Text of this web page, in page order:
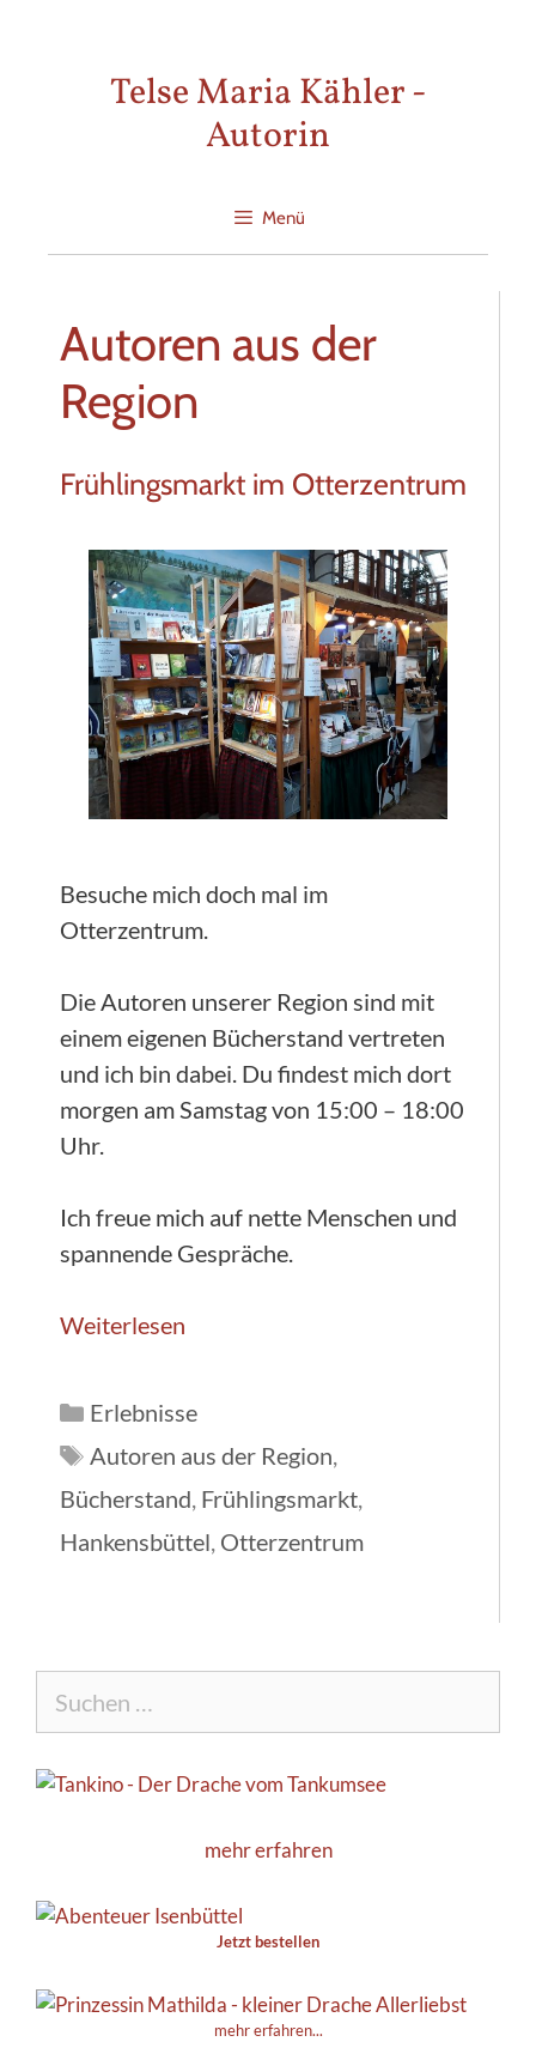
Telse Maria Kähler -
Autorin
Menü
Autoren aus der
Region
Frühlingsmarkt im Otterzentrum
Besuche mich doch mal im
Otterzentrum.
Die Autoren unserer Region sind mit
einem eigenen Bücherstand vertreten
und ich bin dabei. Du findest mich dort
morgen am Samstag von 15:00 – 18:00
Uhr.
Ich freue mich auf nette Menschen und
spannende Gespräche.
Weiterlesen
Kategorien
Erlebnisse
Schlagwörter
Autoren aus der Region,
Bücherstand, Frühlingsmarkt,
Hankensbüttel, Otterzentrum
nach:
mehr erfahren
Jetzt bestellen
mehr erfahren...